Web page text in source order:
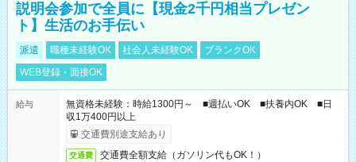
説明会参加で全員に【現金2千円相当プレゼン
ト】生活のお手伝い
派遣 職種未経験OK 社会人未経験OK
ブランクOK
WEB登録・面接OK
給与
無資格未経験：時給1300円～ ■週払いOK ■扶養内OK ■日
収1万400円以上
交通費別途支給あり
交通費 交通費全額支給（ガソリン代もOK！）